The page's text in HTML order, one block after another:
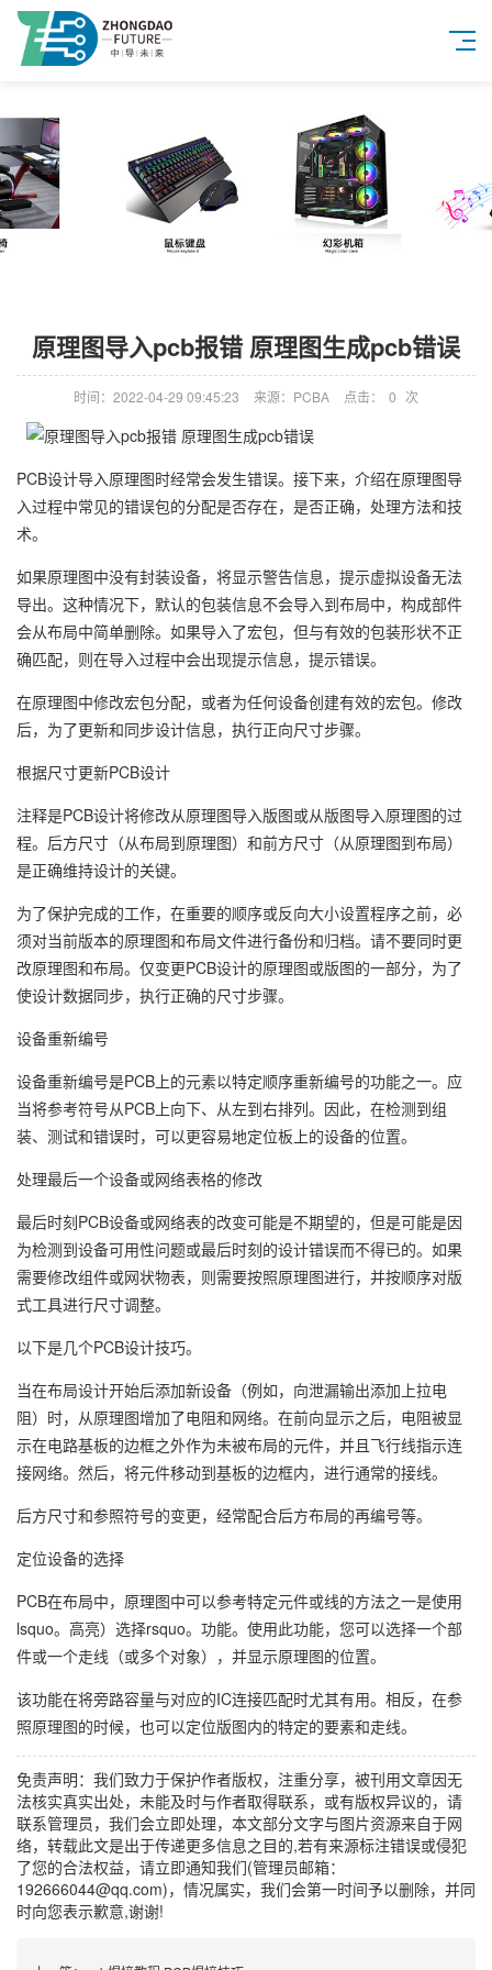
原理图导入pcb报错 原理图生成pcb错误
时间：2022-04-29 09:45:23 来源：PCBA 点击： 0 次
PCB设计导入原理图时经常会发生错误。接下来，介绍在原理图导
入过程中常见的错误包的分配是否存在，是否正确，处理方法和技
术。
如果原理图中没有封装设备，将显示警告信息，提示虚拟设备无法
导出。这种情况下，默认的包装信息不会导入到布局中，构成部件
会从布局中简单删除。如果导入了宏包，但与有效的包装形状不正
确匹配，则在导入过程中会出现提示信息，提示错误。
在原理图中修改宏包分配，或者为任何设备创建有效的宏包。修改
后，为了更新和同步设计信息，执行正向尺寸步骤。
根据尺寸更新PCB设计
注释是PCB设计将修改从原理图导入版图或从版图导入原理图的过
程。后方尺寸（从布局到原理图）和前方尺寸（从原理图到布局）
是正确维持设计的关键。
为了保护完成的工作，在重要的顺序或反向大小设置程序之前，必
须对当前版本的原理图和布局文件进行备份和归档。请不要同时更
改原理图和布局。仅变更PCB设计的原理图或版图的一部分，为了
使设计数据同步，执行正确的尺寸步骤。
设备重新编号
设备重新编号是PCB上的元素以特定顺序重新编号的功能之一。应
当将参考符号从PCB上向下、从左到右排列。因此，在检测到组
装、测试和错误时，可以更容易地定位板上的设备的位置。
处理最后一个设备或网络表格的修改
最后时刻PCB设备或网络表的改变可能是不期望的，但是可能是因
为检测到设备可用性问题或最后时刻的设计错误而不得已的。如果
需要修改组件或网状物表，则需要按照原理图进行，并按顺序对版
式工具进行尺寸调整。
以下是几个PCB设计技巧。
当在布局设计开始后添加新设备（例如，向泄漏输出添加上拉电
阻）时，从原理图增加了电阻和网络。在前向显示之后，电阻被显
示在电路基板的边框之外作为未被布局的元件，并且飞行线指示连
接网络。然后，将元件移动到基板的边框内，进行通常的接线。
后方尺寸和参照符号的变更，经常配合后方布局的再编号等。
定位设备的选择
PCB在布局中，原理图中可以参考特定元件或线的方法之一是使用
lsquo。高亮）选择rsquo。功能。使用此功能，您可以选择一个部
件或一个走线（或多个对象），并显示原理图的位置。
该功能在将旁路容量与对应的IC连接匹配时尤其有用。相反，在参
照原理图的时候，也可以定位版图内的特定的要素和走线。
免责声明：我们致力于保护作者版权，注重分享，被刊用文章因无
法核实真实出处，未能及时与作者取得联系，或有版权异议的，请
联系管理员，我们会立即处理，本文部分文字与图片资源来自于网
络，转载此文是出于传递更多信息之目的,若有来源标注错误或侵犯
了您的合法权益，请立即通知我们(管理员邮箱：
192666044@qq.com)，情况属实，我们会第一时间予以删除，并同
时向您表示歉意,谢谢!